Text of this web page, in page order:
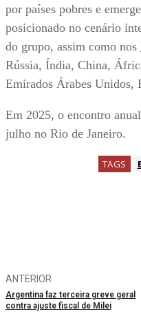
por países pobres e
posicionado no cenário
do grupo, assim como nos
Rússia, Índia, China,
Emirados Árabes Unidos,
Em 2025, o encontro
julho no Rio de Janeiro.
TAGS
ANTERIOR
Argentina faz terceira greve geral
contra ajuste fiscal de Milei